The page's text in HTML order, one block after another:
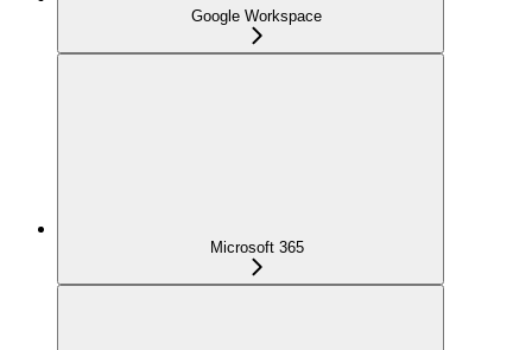
Google Workspace
Microsoft 365